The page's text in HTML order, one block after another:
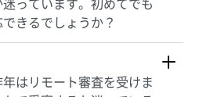
きるでしょうか？
はリモート審査を受けま